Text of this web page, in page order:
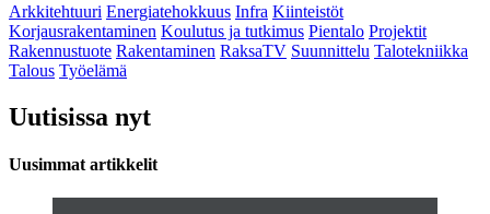
Arkkitehtuuri Energiatehokkuus Infra Kiinteistöt
Korjausrakentaminen Koulutus ja tutkimus Pientalo Projektit
Rakennustuote Rakentaminen RaksaTV Suunnittelu Talotekniikka
Talous Työelämä
Uutisissa nyt
Uusimmat artikkelit